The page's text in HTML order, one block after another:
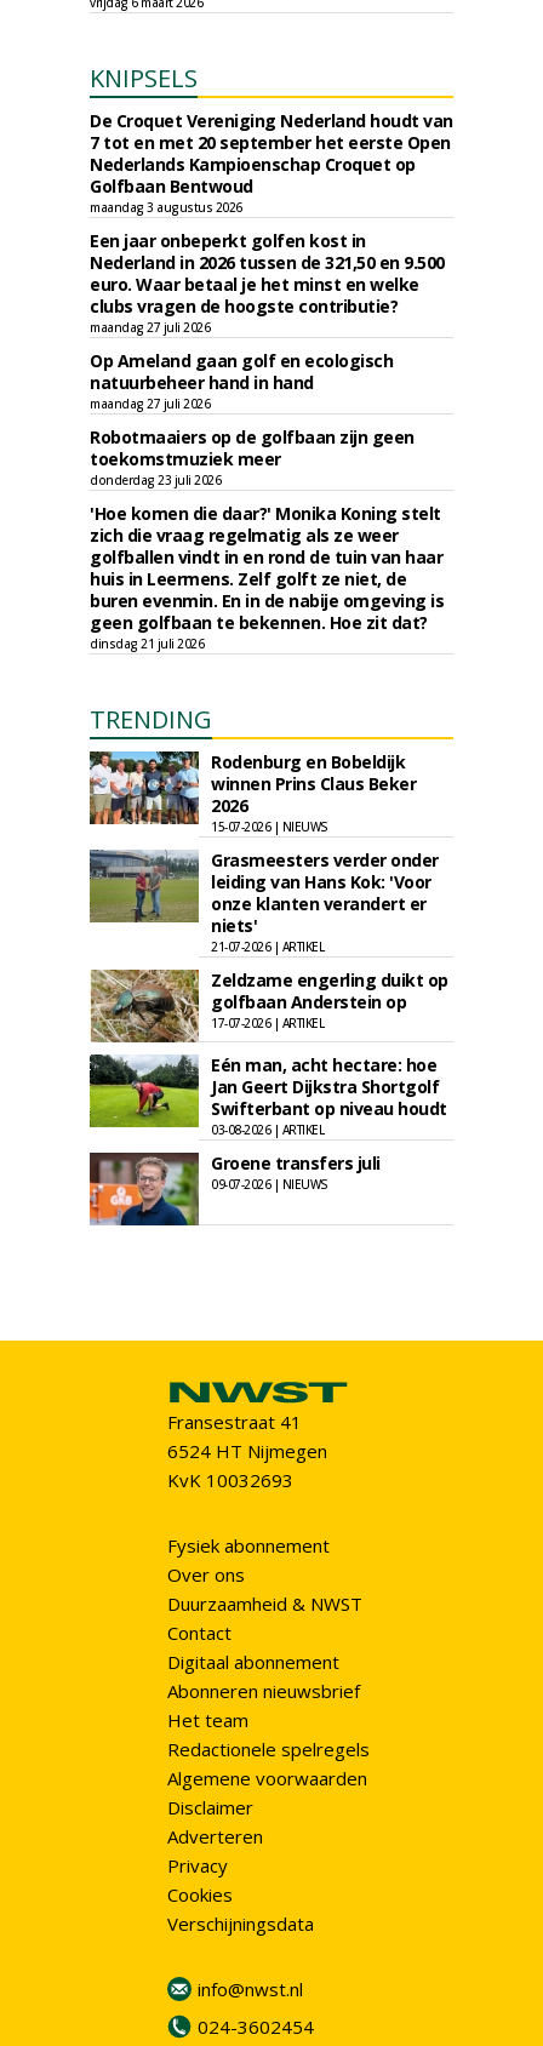
KNIPSELS
De Croquet Vereniging Nederland houdt van
7 tot en met 20 september het eerste Open
Nederlands Kampioenschap Croquet op
Golfbaan Bentwoud
maandag 3 augustus 2026
Een jaar onbeperkt golfen kost in
Nederland in 2026 tussen de 321,50 en 9.500
euro. Waar betaal je het minst en welke
clubs vragen de hoogste contributie?
maandag 27 juli 2026
Op Ameland gaan golf en ecologisch
natuurbeheer hand in hand
maandag 27 juli 2026
Robotmaaiers op de golfbaan zijn geen
toekomstmuziek meer
donderdag 23 juli 2026
'Hoe komen die daar?' Monika Koning stelt
zich die vraag regelmatig als ze weer
golfballen vindt in en rond de tuin van haar
huis in Leermens. Zelf golft ze niet, de
buren evenmin. En in de nabije omgeving is
geen golfbaan te bekennen. Hoe zit dat?
dinsdag 21 juli 2026
TRENDING
Rodenburg en Bobeldijk
winnen Prins Claus Beker
2026
15-07-2026 | NIEUWS
Grasmeesters verder onder
leiding van Hans Kok: 'Voor
onze klanten verandert er
niets'
21-07-2026 | ARTIKEL
Zeldzame engerling duikt op
golfbaan Anderstein op
17-07-2026 | ARTIKEL
Eén man, acht hectare: hoe
Jan Geert Dijkstra Shortgolf
Swifterbant op niveau houdt
03-08-2026 | ARTIKEL
Groene transfers juli
09-07-2026 | NIEUWS
Fransestraat 41
6524 HT Nijmegen
KvK 10032693
Fysiek abonnement
Over ons
Duurzaamheid & NWST
Contact
Digitaal abonnement
Abonneren nieuwsbrief
Het team
Redactionele spelregels
Algemene voorwaarden
Disclaimer
Adverteren
Privacy
Cookies
Verschijningsdata
info@nwst.nl
024-3602454